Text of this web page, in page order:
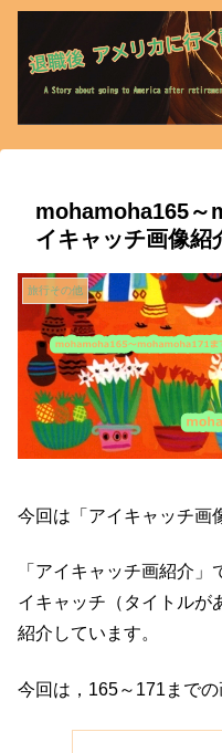
mohamoha165～
イキャッチ画像
旅行その他
今回は「アイキャッチ画
「アイキャッチ画紹介
イキャッチ（タイトルが
紹介しています。
今回は，165～171までの